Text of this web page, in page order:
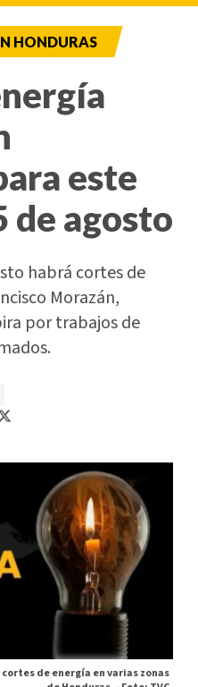
HONDURAS
este
de agosto
habrá cortes de
Morazán,
por trabajos de
de energía en varias zonas